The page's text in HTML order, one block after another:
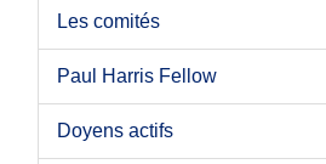
Les comités
Paul Harris Fellow
Doyens actifs